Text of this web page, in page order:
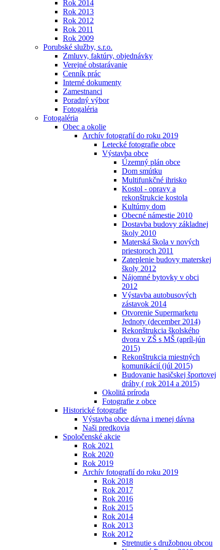
Rok 2014
Rok 2013
Rok 2012
Rok 2011
Rok 2009
Porubské služby, s.r.o.
Zmluvy, faktúry, objednávky
Verejné obstarávanie
Cenník prác
Interné dokumenty
Zamestnanci
Poradný výbor
Fotogaléria
Fotogaléria
Obec a okolie
Archív fotografií do roku 2019
Letecké fotografie obce
Výstavba obce
Územný plán obce
Dom smútku
Multifunkčné ihrisko
Kostol - opravy a
rekonštrukcie kostola
Kultúrny dom
Obecné námestie 2010
Dostavba budovy základnej
školy 2010
Materská škola v nových
priestoroch 2011
Zateplenie budovy materskej
školy 2012
Nájomné bytovky v obci
2012
Výstavba autobusových
zástavok 2014
Otvorenie Supermarketu
Jednoty (december 2014)
Rekonštrukcia školského
dvora v ZŠ s MŠ (apríl-jún
2015)
Rekonštrukcia miestných
komunikácií (júl 2015)
Budovanie hasičskej športovej
dráhy ( rok 2014 a 2015)
Okolitá príroda
Fotografie z obce
Historické fotografie
Výstavba obce dávna i menej dávna
Naši predkovia
Spoločenské akcie
Rok 2021
Rok 2020
Rok 2019
Archív fotografií do roku 2019
Rok 2018
Rok 2017
Rok 2016
Rok 2015
Rok 2014
Rok 2013
Rok 2012
Stretnutie s družobnou obcou